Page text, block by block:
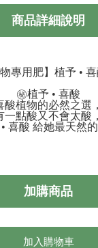
商品詳細說明
專用肥】植予 •
㊙️植予 • 喜酸
酸植物的必然之選，
一點酸又不會太酸，
喜酸 給她最天然的
加購商品
加入購物車